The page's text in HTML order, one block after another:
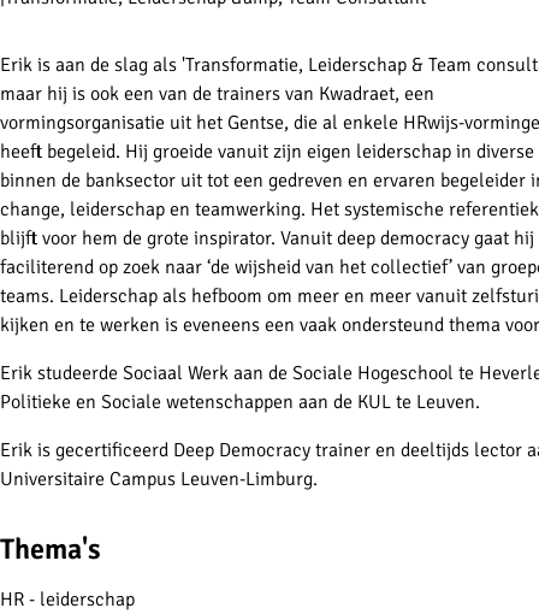
Erik is aan de slag als 'Transformatie, Leiderschap & Team
maar hij is ook een van de trainers van Kwadraet, een
vormingsorganisatie uit het Gentse, die al enkele HRwijs-
heeft begeleid. Hij groeide vanuit zijn eigen leiderschap in
binnen de banksector uit tot een gedreven en ervaren begeleider
change, leiderschap en teamwerking. Het systemische
blijft voor hem de grote inspirator. Vanuit deep democracy gaat hij
faciliterend op zoek naar ‘de wijsheid van het collectief’ van
teams. Leiderschap als hefboom om meer en meer vanuit
kijken en te werken is eveneens een vaak ondersteund thema
Erik studeerde Sociaal Werk aan de Sociale Hogeschool te
Politieke en Sociale wetenschappen aan de KUL te Leuven.
Erik is gecertificeerd Deep Democracy trainer en deeltijds lector
Universitaire Campus Leuven-Limburg.
Thema's
HR - leiderschap